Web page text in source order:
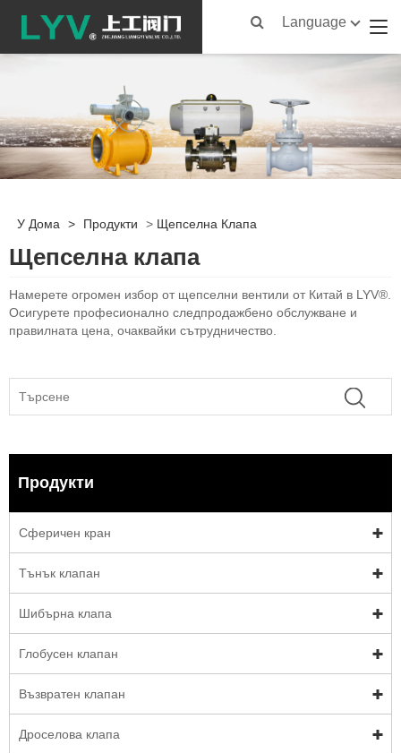
Language
У Дома > Продукти > Щепселна Клапа
Щепселна клапа
Намерете огромен избор от щепселни вентили от Китай в LYV®.
Осигурете професионално следпродажбено обслужване и
правилната цена, очаквайки сътрудничество.
Продукти
Сферичен кран
Тънък клапан
Шибърна клапа
Глобусен клапан
Възвратен клапан
Дроселова клапа